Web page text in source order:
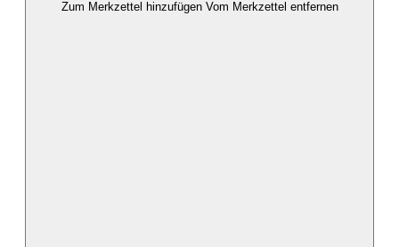
Zum Merkzettel hinzufügen Vom Merkzettel entfernen